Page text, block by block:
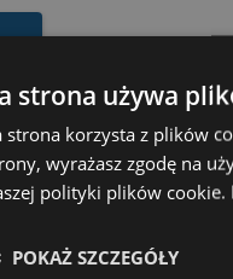
strona używa
strona korzysta z plików
wyrażasz zgodę na
polityki plików cookie.
POKAŻ SZCZEGÓŁY